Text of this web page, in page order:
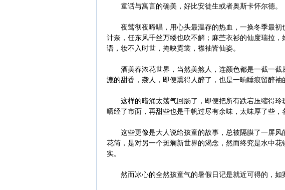
童话与寓言的确美，好比安徒生或者奥斯卡怀尔德。
夜莺彻夜啼唱，用心头最温存的热血，一换冬季最初
计奈，任东风千丝万缕也吹不解；麻苎衣衫的仙度瑞拉
语，妆不入时世，掩映霓裳，襟袖皆仙姿。
酒美春浓花世界，当然美煞人，连颜色都是一截一截
漉的甜香，袭人，即便熏得人醉了，也是一晌睡痕留醉袖
这样的暗涌太荡气回肠了，即便把所有跌宕压缩得玲
晒经了市面，再甜些也是千帆过尽有余味，太味厚了些，
这些更像是大人说给孩童的故事，总被隔膜了一屏风
花筒，是对另一个斑斓新世界的渴念，然而终究是水中
实。
然而冰心的全然孩童气的暑假日记是就近可得的，如